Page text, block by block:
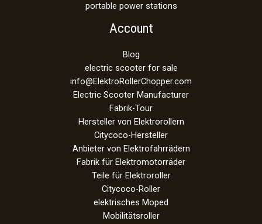
portable power stations
Account
Blog
electric scooter for sale
info@ElektroRollerChopper.com
Electric Scooter Manufacturer
Fabrik-Tour
Hersteller von Elektrorollern
Citycoco-Hersteller
Anbieter von Elektrofahrrädern
Fabrik für Elektromotorräder
Teile für Elektroroller
Citycoco-Roller
elektrisches Moped
Mobilitätsroller